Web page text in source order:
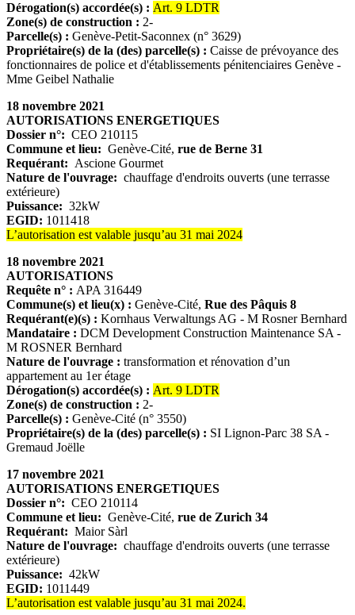
Dérogation(s) accordée(s) : Art. 9 LDTR
Zone(s) de construction : 2-
Parcelle(s) : Genève-Petit-Saconnex (n° 3629)
Propriétaire(s) de la (des) parcelle(s) : Caisse de prévoyance des
fonctionnaires de police et d'établissements pénitenciaires Genève -
Mme Geibel Nathalie
18 novembre 2021
AUTORISATIONS ENERGETIQUES
Dossier n°: CEO 210115
Commune et lieu: Genève-Cité, rue de Berne 31
Requérant: Ascione Gourmet
Nature de l'ouvrage: chauffage d'endroits ouverts (une terrasse
extérieure)
Puissance: 32kW
EGID: 1011418
L’autorisation est valable jusqu’au 31 mai 2024
18 novembre 2021
AUTORISATIONS
Requête n° : APA 316449
Commune(s) et lieu(x) : Genève-Cité, Rue des Pâquis 8
Requérant(e)(s) : Kornhaus Verwaltungs AG - M Rosner Bernhard
Mandataire : DCM Development Construction Maintenance SA -
M ROSNER Bernhard
Nature de l'ouvrage : transformation et rénovation d’un
appartement au 1er étage
Dérogation(s) accordée(s) : Art. 9 LDTR
Zone(s) de construction : 2-
Parcelle(s) : Genève-Cité (n° 3550)
Propriétaire(s) de la (des) parcelle(s) : SI Lignon-Parc 38 SA -
Gremaud Joëlle
17 novembre 2021
AUTORISATIONS ENERGETIQUES
Dossier n°: CEO 210114
Commune et lieu: Genève-Cité, rue de Zurich 34
Requérant: Maior Sàrl
Nature de l'ouvrage: chauffage d'endroits ouverts (une terrasse
extérieure)
Puissance: 42kW
EGID: 1011449
L’autorisation est valable jusqu’au 31 mai 2024.